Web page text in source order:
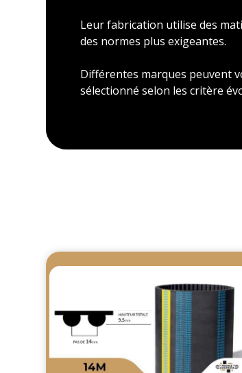
Leur fabrication utilise des
des normes plus exigeantes.
Différentes marques peuvent
sélectionné selon les critère